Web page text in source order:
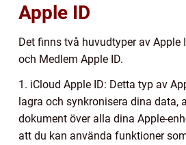
Apple ID
Det finns två huvudtyper av Apple
och Medlem Apple ID.
1. iCloud Apple ID: Detta typ av
lagra och synkronisera dina data,
dokument över alla dina Apple-
att du kan använda funktioner